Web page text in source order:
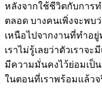
หลังจากใช้ชีวิตกับการ
ตลอด บางคนเพิ่งจะพบ
เหนือไปจากงานที่ทำอ
เราไม่รู้เลยว่าตัวเราจ
มีความมั่นคงไว้ย่อมเป็
ในตอนที่เราพร้อมแล้วจ